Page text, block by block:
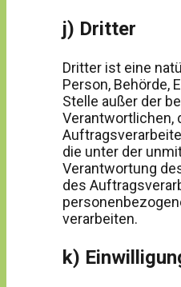
j) Dritter
Dritter ist eine
Person, Behörde,
Stelle außer der
Verantwortlichen,
die unter der
Verantwortung
des
verarbeiten.
k)